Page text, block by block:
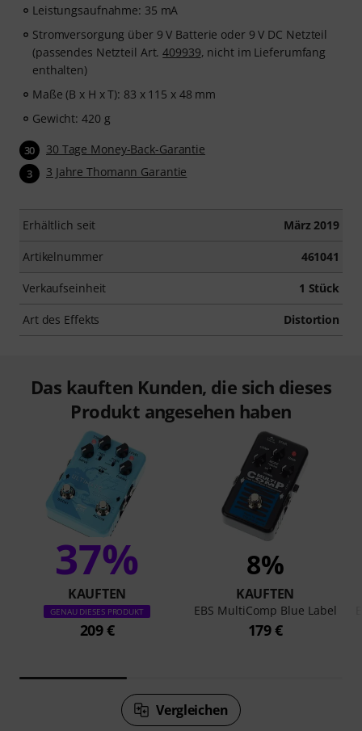
Leistungsaufnahme: 35 mA
Stromversorgung über 9 V Batterie oder 9 V DC Netzteil
(passendes Netzteil Art.409939, nicht im Lieferumfang
enthalten)
Maße (B x H x T): 83 x 115 x 48 mm
Gewicht: 420 g
30 30 Tage Money-Back-Garantie
3 3 Jahre Thomann Garantie
Erhältlich seit März 2019
Artikelnummer 461041
Verkaufseinheit 1 Stück
Art des Effekts Distortion
Das kauften Kunden, die sich dieses
Produkt angesehen haben
37%
KAUFTEN
GENAU DIESES PRODUKT
209 €
8%
KAUFTEN
EBS MultiComp Blue Label
179 €
Vergleichen